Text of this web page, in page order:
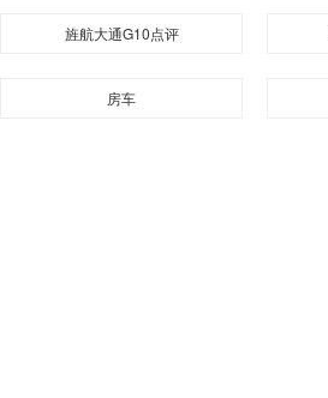
旌航大通G10点评
房车